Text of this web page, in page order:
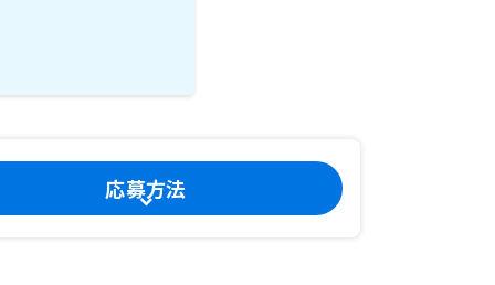
応募方法